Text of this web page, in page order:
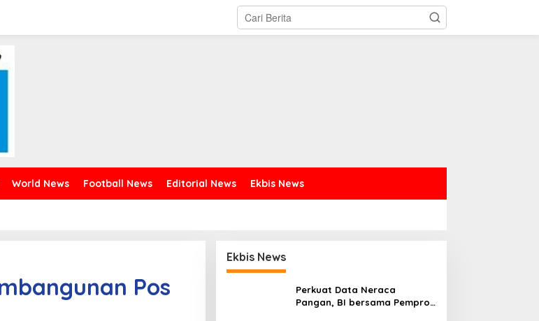
World News Football News Editorial News Ekbis News
Pos
Ekbis News
Perkuat Data Neraca
Pangan, BI bersama Pemprov